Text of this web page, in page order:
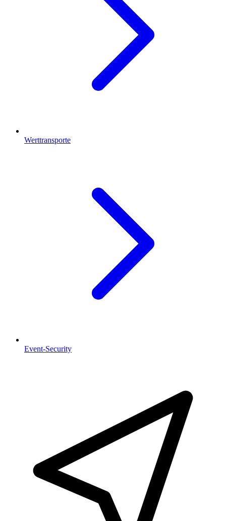
Werttransporte
Event-Security